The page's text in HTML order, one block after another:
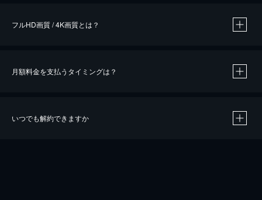
※40％ポイント還元の対象は、クレジットカード決済による作品の購入 / レンタルです。
iOSアプリのUコイン決済による作品の購入 / レンタルは、20％のポイント還元です。
フルHD画質 / 4K画質とは？
月額料金を支払うタイミングは？
いつでも解約できますか